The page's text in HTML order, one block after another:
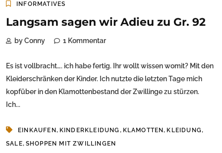
INFORMATIVES
Langsam sagen wir Adieu zu Gr. 92
by Conny 1 Kommentar
Es ist vollbracht…. ich habe fertig. Ihr wollt wissen womit? Mit den
Kleiderschränken der Kinder. Ich nutzte die letzten Tage mich
kopfüber in den Klamottenbestand der Zwillinge zu stürzen.
Ich...
EINKAUFEN , KINDERKLEIDUNG , KLAMOTTEN, KLEIDUNG,
SALE, SHOPPEN MIT ZWILLINGEN